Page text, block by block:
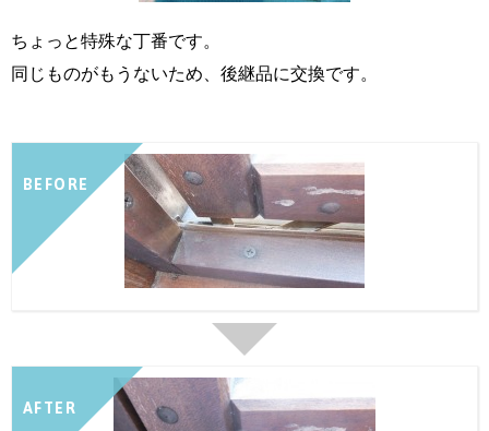
ちょっと特殊な丁番です。
同じものがもうないため、後継品に交換です。
BEFORE
AFTER